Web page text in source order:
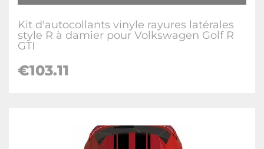
Kit d'autocollants vinyle rayures latérales
style R à damier pour Volkswagen Golf R
GTI
€103.11